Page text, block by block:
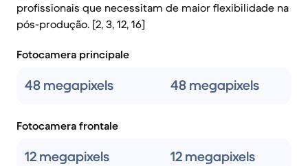
profissionais que necessitam de maior flexibilidade na
pós-produção. [2, 3, 12, 16]
Fotocamera principale
48 megapixels 48 megapixels
Fotocamera frontale
12 megapixels 12 megapixels